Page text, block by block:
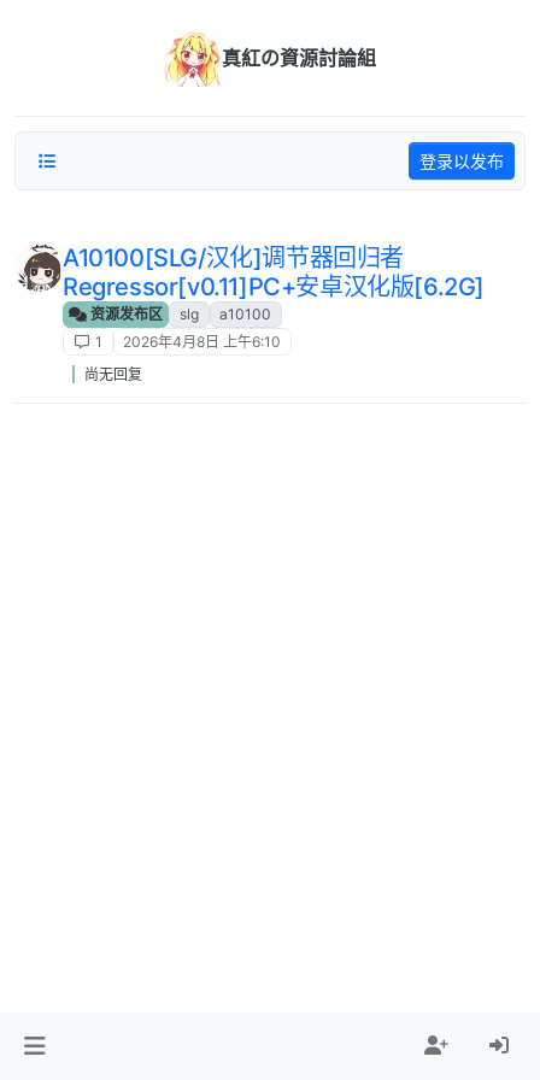
真紅の資源討論組
登录以发布
A10100[SLG/汉化]调节器回归者
Regressor[v0.11]PC+安卓汉化版[6.2G]
资源发布区 slg
a10100
1
2026年4月8日 上午6:10
尚无回复